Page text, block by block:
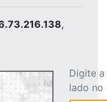
,
Digite
lado no